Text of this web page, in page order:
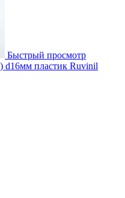
Быстрый просмотр
d16мм пластик Ruvinil